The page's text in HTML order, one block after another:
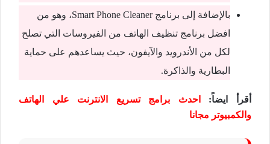
بالإضافة إلى برنامج Smart Phone Cleaner، وهو من
افضل برنامج تنظيف الهاتف من الفيروسات التي تصلح
لكل من الأندرويد والآيفون، حيث يساعدهم على حماية
البطارية والذاكرة.
أقرأ ايضاً:
احدث برامج تسريع الانترنت علي الهاتف
والكمبيوتر مجانا